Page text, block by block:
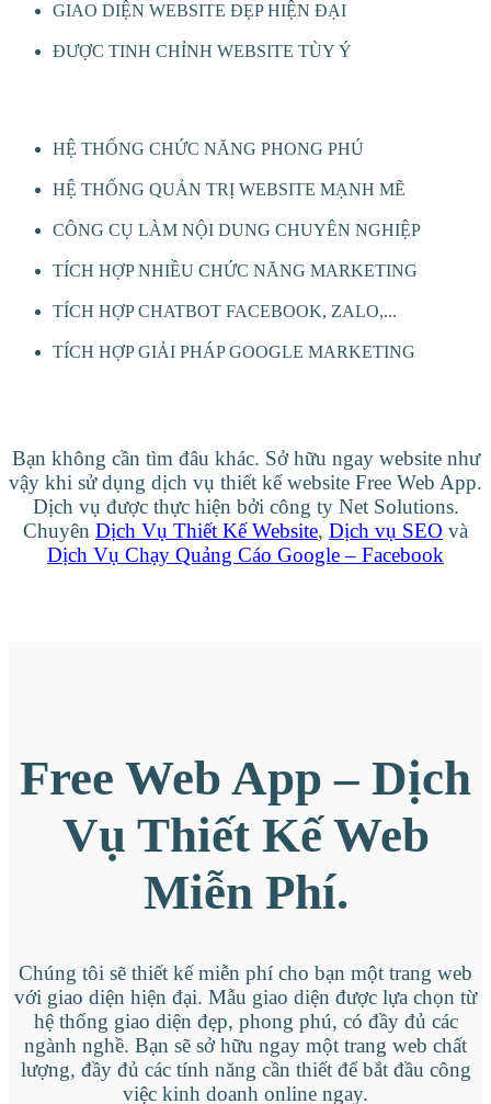
GIAO DIỆN WEBSITE ĐẸP HIỆN ĐẠI
ĐƯỢC TINH CHỈNH WEBSITE TÙY Ý
HỆ THỐNG CHỨC NĂNG PHONG PHÚ
HỆ THỐNG QUẢN TRỊ WEBSITE MẠNH MẼ
CÔNG CỤ LÀM NỘI DUNG CHUYÊN NGHIỆP
TÍCH HỢP NHIỀU CHỨC NĂNG MARKETING
TÍCH HỢP CHATBOT FACEBOOK, ZALO,...
TÍCH HỢP GIẢI PHÁP GOOGLE MARKETING
Bạn không cần tìm đâu khác. Sở hữu ngay website như
vậy khi sử dụng dịch vụ thiết kế website Free Web App.
Dịch vụ được thực hiện bởi công ty Net Solutions.
Chuyên Dịch Vụ Thiết Kế Website, Dịch vụ SEO và
Dịch Vụ Chạy Quảng Cáo Google – Facebook
Free Web App – Dịch
Vụ Thiết Kế Web
Miễn Phí.
Chúng tôi sẽ thiết kế miễn phí cho bạn một trang web
với giao diện hiện đại. Mẫu giao diện được lựa chọn từ
hệ thống giao diện đẹp, phong phú, có đầy đủ các
ngành nghề. Bạn sẽ sở hữu ngay một trang web chất
lượng, đầy đủ các tính năng cần thiết để bắt đầu công
việc kinh doanh online ngay.